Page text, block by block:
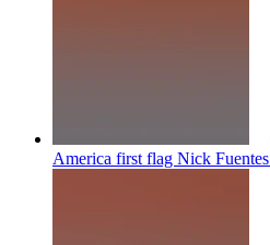
America first flag Nick Fuentes